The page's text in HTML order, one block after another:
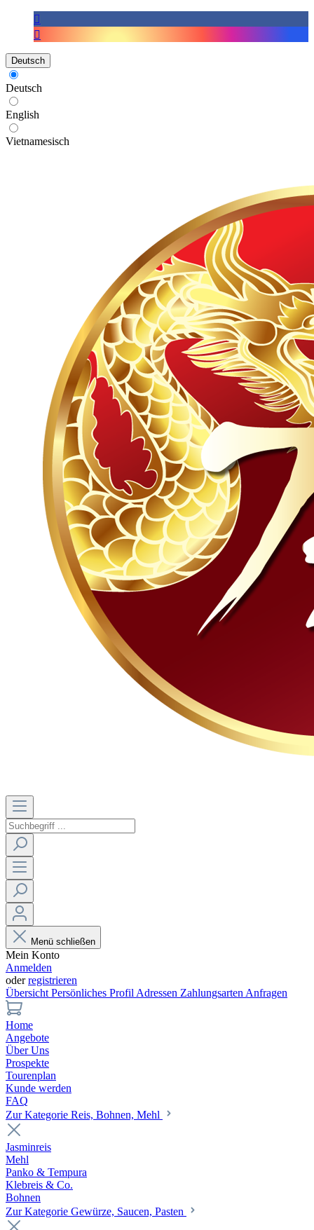
Deutsch
Deutsch
English
Vietnamesisch
Menü schließen
Mein Konto
Anmelden
oderregistrieren
Übersicht Persönliches Profil Adressen Zahlungsarten Anfragen
Home
Angebote
Über Uns
Prospekte
Tourenplan
Kunde werden
FAQ
Zur Kategorie Reis, Bohnen, Mehl
Jasminreis
Mehl
Panko & Tempura
Klebreis & Co.
Bohnen
Zur Kategorie Gewürze, Saucen, Pasten